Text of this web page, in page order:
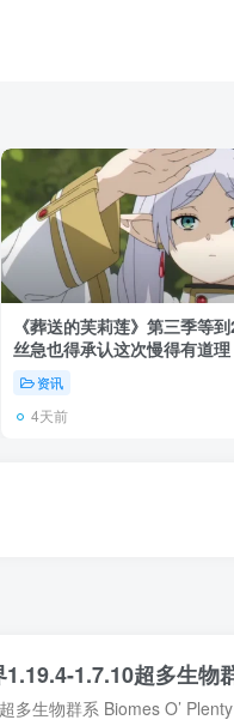
《葬送的芙莉莲》第三季等
丝急也得承认这次慢得有道理
资讯
4天前
1.19.4-1.7.10超多生